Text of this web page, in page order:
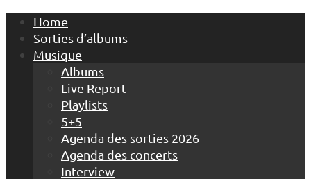
Home
Sorties d’albums
Musique
Albums
Live Report
Playlists
5+5
Agenda des sorties 2026
Agenda des concerts
Interview